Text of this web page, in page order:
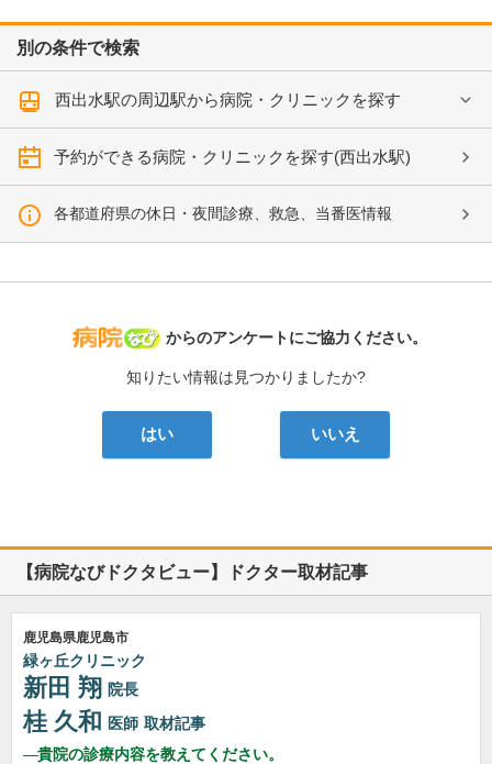
別の条件で検索
西出水駅の周辺駅から病院・クリニックを探す
予約ができる病院・クリニックを探す(西出水駅)
各都道府県の休日・夜間診療、救急、当番医情報
病院なび
からのアンケートにご協力ください。
知りたい情報は見つかりましたか?
はい いいえ
【病院なびドクタビュー】ドクター取材記事
鹿児島県鹿児島市
緑ヶ丘クリニック
新田 翔 院長
桂 久和 医師 取材記事
貴院の診療内容を教えてください。